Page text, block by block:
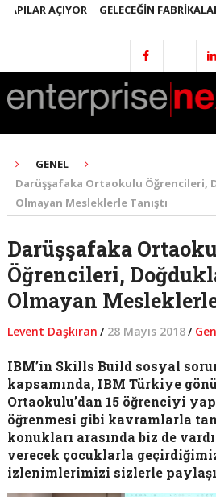
AÇIYOR GELECEĞIN
GENEL
Darüşşafaka Ortaokulu Öğrencileri,
Olmayan Mesleklerle Tanıştı
Darüşşafaka
Öğrencileri,
Olmayan
Levent Daşkıran / 28 Mayıs 2018/
IBM’in Skills Build sosyal
kapsamında, IBM Türkiye
Ortaokulu’dan 15 öğrenciyi
öğrenmesi gibi kavramlarla
konukları arasında biz de
verecek çocuklarla
izlenimlerimizi sizlerle